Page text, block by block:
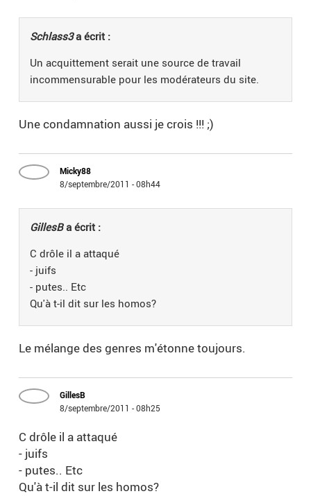
Schlass3a écrit :
Un acquittement serait une source de travail
incommensurable pour les modérateurs du site.
Une condamnation aussi je crois !!! ;)
Micky88
8/septembre/2011 - 08h44
GillesBa écrit :
C drôle il a attaqué
- juifs
- putes.. Etc
Qu'à t-il dit sur les homos?
Le mélange des genres m'étonne toujours.
GillesB
8/septembre/2011 - 08h25
C drôle il a attaqué
- juifs
- putes.. Etc
Qu'à t-il dit sur les homos?